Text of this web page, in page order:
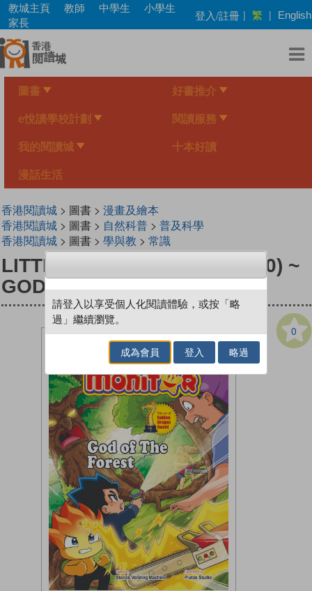
Skip
main
content
教城主頁 教師 中學生
小學生
家長
登入/註冊 | 繁 | English
圖書 好書推介
e悅讀學校計劃 閱讀服務
我的閱讀城 十本好讀
漫話生活
香港閱讀城> 圖書 > 漫畫及繪本
香港閱讀城> 圖書 > 自然科普> 普及科學
香港閱讀城> 圖書 > 學與教 > 常識
LITTLE MONITOR SERIES (10) ~
GOD OF THE FOREST
0
請登入以享受個人化閱讀體驗，或按「略
過」繼續瀏覽。
成為會員 登入 略過